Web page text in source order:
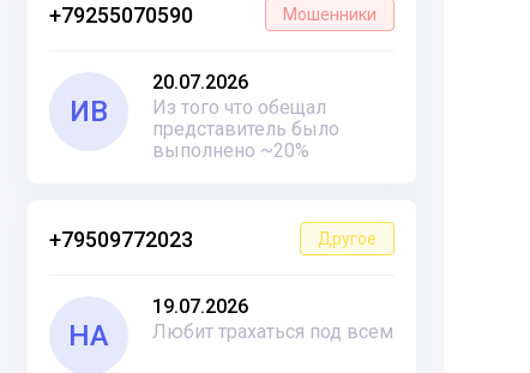
+79255070590 Мошенники
ИВ
20.07.2026
Из того что обещал
представитель было
выполнено ~20%
+79509772023 Другое
НА
19.07.2026
Любит трахаться под всем